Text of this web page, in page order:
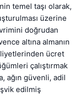
temel taşı olarak,
üzerine
doğrudan
altına almanın
ücret
çalıştırmak
ağın güvenli, adil
edilmiş